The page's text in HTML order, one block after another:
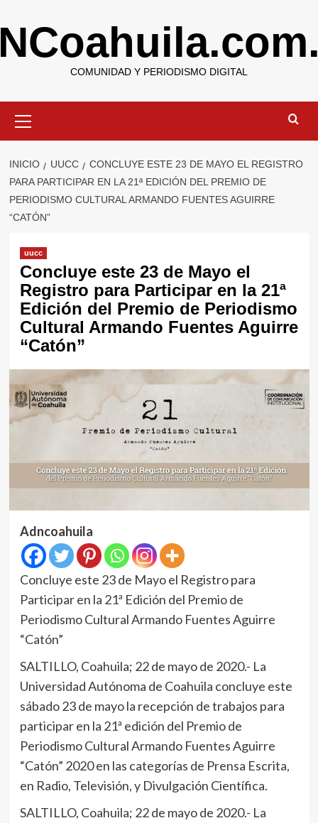
al
contenido
COMUNIDAD Y PERIODISMO DIGITAL
primario
INICIO UUCC
CONCLUYE ESTE 23 DE MAYO EL REGISTRO
PARA PARTICIPAR EN LA 21ª EDICIÓN DEL PREMIO DE
PERIODISMO CULTURAL ARMANDO FUENTES AGUIRRE
“CATÓN”
uucc
Concluye este 23 de Mayo el
Registro para Participar en la 21ª
Edición del Premio de Periodismo
Cultural Armando Fuentes Aguirre
“Catón”
Adncoahuila
Concluye este 23 de Mayo el Registro para
Participar en la 21ª Edición del Premio de
Periodismo Cultural Armando Fuentes Aguirre
“Catón”
SALTILLO, Coahuila; 22 de mayo de 2020.- La
Universidad Autónoma de Coahuila concluye este
sábado 23 de mayo la recepción de trabajos para
participar en la 21ª edición del Premio de
Periodismo Cultural Armando Fuentes Aguirre
“Catón” 2020 en las categorías de Prensa Escrita,
en Radio, Televisión, y Divulgación Científica.
SALTILLO, Coahuila; 22 de mayo de 2020.- La